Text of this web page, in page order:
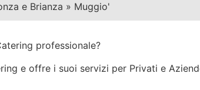
e Brianza » Muggio'
professionale?
e offre i suoi servizi per Privati e